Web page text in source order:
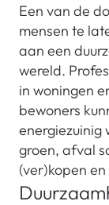
Een van de
mensen te
aan een
wereld.
in woningen
bewoners
energiezuinig
groen, afval
(ver)kopen